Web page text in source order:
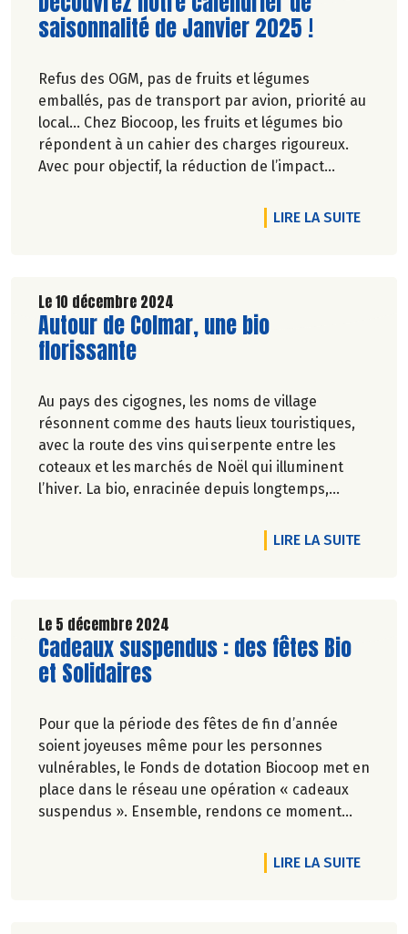
saisonnalité de Janvier 2025 !
Refus des OGM, pas de fruits et légumes
emballés, pas de transport par avion, priorité au
local… Chez Biocoop, les fruits et légumes bio
répondent à un cahier des charges rigoureux.
Avec pour objectif, la réduction de l’impact
l’environnement. Parce que manger des produits
de qualité rime avec respect de la saisonnalité,
Découvrez celui de Janvier 2025 !
LIRE LA SUITEDE
Le 10 décembre 2024
Lire la suite de l'article
Autour de Colmar, une bio
florissante
Au pays des cigognes, les noms de village
résonnent comme des hauts lieux touristiques,
avec la route des vins qui serpente entre les
coteaux et les marchés de Noël qui illuminent
l’hiver. La bio, enracinée depuis longtemps,
épanouie, merci ! - Pascale Solana LIRE LA SUITEDE
Le 5 décembre 2024
Lire la suite de l'article
Cadeaux suspendus : des fêtes Bio
et Solidaires
Pour que la période des fêtes de fin d’année
soient joyeuses même pour les personnes
vulnérables, le Fonds de dotation Biocoop met en
place dans le réseau une opération « cadeaux
suspendus ». Ensemble, rendons ce moment
LIRE LA SUITEDE